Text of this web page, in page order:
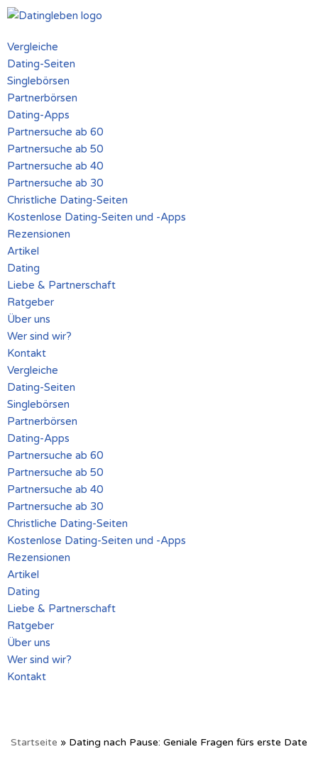
Inhalt
springen
Vergleiche
Dating-Seiten
Singlebörsen
Partnerbörsen
Dating-Apps
Partnersuche ab 60
Partnersuche ab 50
Partnersuche ab 40
Partnersuche ab 30
Christliche Dating-Seiten
Kostenlose Dating-Seiten und -Apps
Rezensionen
Artikel
Dating
Liebe & Partnerschaft
Ratgeber
Über uns
Wer sind wir?
Kontakt
Vergleiche
Dating-Seiten
Singlebörsen
Partnerbörsen
Dating-Apps
Partnersuche ab 60
Partnersuche ab 50
Partnersuche ab 40
Partnersuche ab 30
Christliche Dating-Seiten
Kostenlose Dating-Seiten und -Apps
Rezensionen
Artikel
Dating
Liebe & Partnerschaft
Ratgeber
Über uns
Wer sind wir?
Kontakt
Startseite » Dating nach Pause: Geniale Fragen fürs erste Date